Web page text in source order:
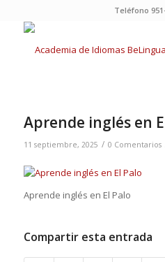
Teléfono
Aprende inglés en
11 septiembre, 2025 / 0 Comentarios
Aprende inglés en El Palo
Compartir esta entrada